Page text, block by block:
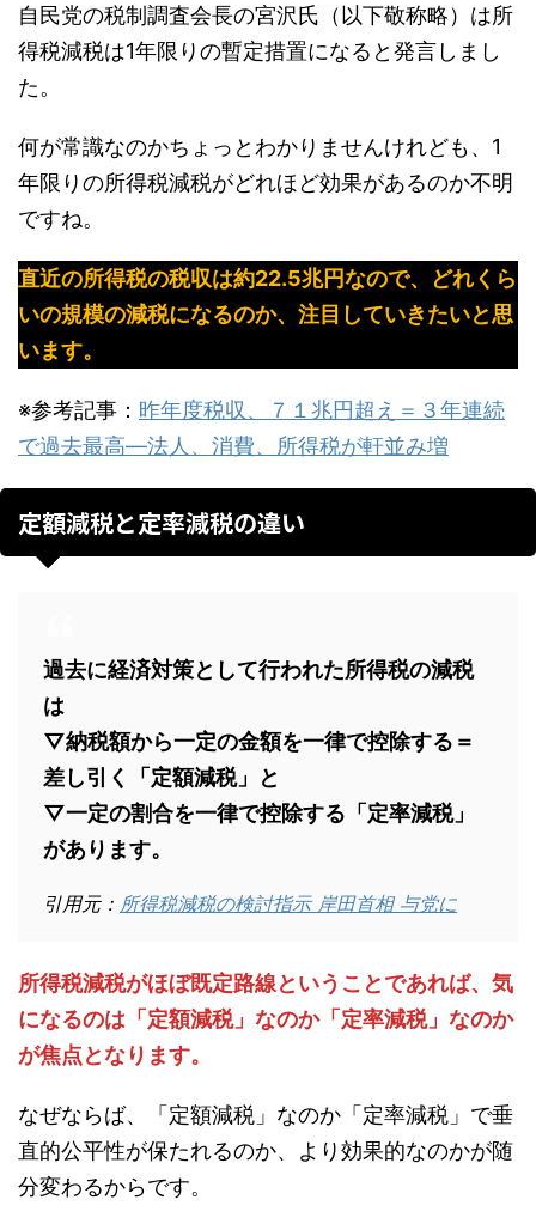
自民党の税制調査会長の宮沢氏（以下敬称略）は所
得税減税は1年限りの暫定措置になると発言しまし
た。
何が常識なのかちょっとわかりませんけれども、1
年限りの所得税減税がどれほど効果があるのか不明
ですね。
直近の所得税の税収は約22.5兆円なので、どれくら
いの規模の減税になるのか、注目していきたいと思
います。
※参考記事： 昨年度税収、７１兆円超え＝３年連続
で過去最高―法人、消費、所得税が軒並み増
定額減税と定率減税の違い
過去に経済対策として行われた所得税の減税
は
▽納税額から一定の金額を一律で控除する＝
差し引く「定額減税」と
▽一定の割合を一律で控除する「定率減税」
があります。
引用元： 所得税減税の検討指示 岸田首相 与党に
所得税減税がほぼ既定路線ということであれば、気
になるのは「定額減税」なのか「定率減税」なのか
が焦点となります。
なぜならば、「定額減税」なのか「定率減税」で垂
直的公平性が保たれるのか、より効果的なのかが随
分変わるからです。